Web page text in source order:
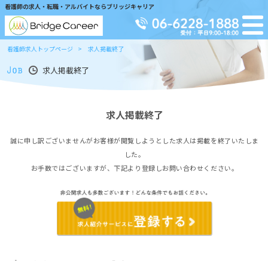
看護師の求人・転職・アルバイトならブリッジキャリア
看護師求人トップページ 求人掲載終了
求人掲載終了
求人掲載終了
誠に申し訳ございませんがお客様が閲覧しようとした求人は掲載を終了いたしま
した。
お手数ではございますが、下記より登録しお問い合わせください。